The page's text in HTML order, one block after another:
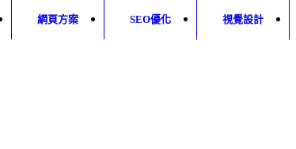
網頁方案 SEO優化 視覺設計